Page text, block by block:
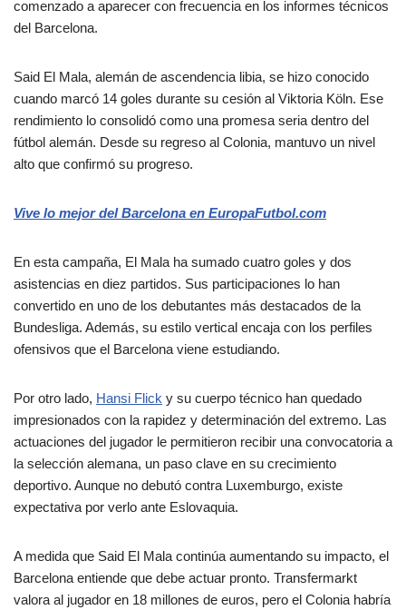
comenzado a aparecer con frecuencia en los informes técnicos
del Barcelona.
Said El Mala, alemán de ascendencia libia, se hizo conocido
cuando marcó 14 goles durante su cesión al Viktoria Köln. Ese
rendimiento lo consolidó como una promesa seria dentro del
fútbol alemán. Desde su regreso al Colonia, mantuvo un nivel
alto que confirmó su progreso.
Vive lo mejor del Barcelona en EuropaFutbol.com
En esta campaña, El Mala ha sumado cuatro goles y dos
asistencias en diez partidos. Sus participaciones lo han
convertido en uno de los debutantes más destacados de la
Bundesliga. Además, su estilo vertical encaja con los perfiles
ofensivos que el Barcelona viene estudiando.
Por otro lado, Hansi Flick y su cuerpo técnico han quedado
impresionados con la rapidez y determinación del extremo. Las
actuaciones del jugador le permitieron recibir una convocatoria a
la selección alemana, un paso clave en su crecimiento
deportivo. Aunque no debutó contra Luxemburgo, existe
expectativa por verlo ante Eslovaquia.
A medida que Said El Mala continúa aumentando su impacto, el
Barcelona entiende que debe actuar pronto. Transfermarkt
valora al jugador en 18 millones de euros, pero el Colonia habría